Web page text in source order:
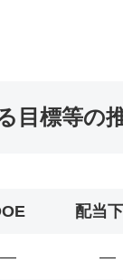
目標等の
配当
― ―